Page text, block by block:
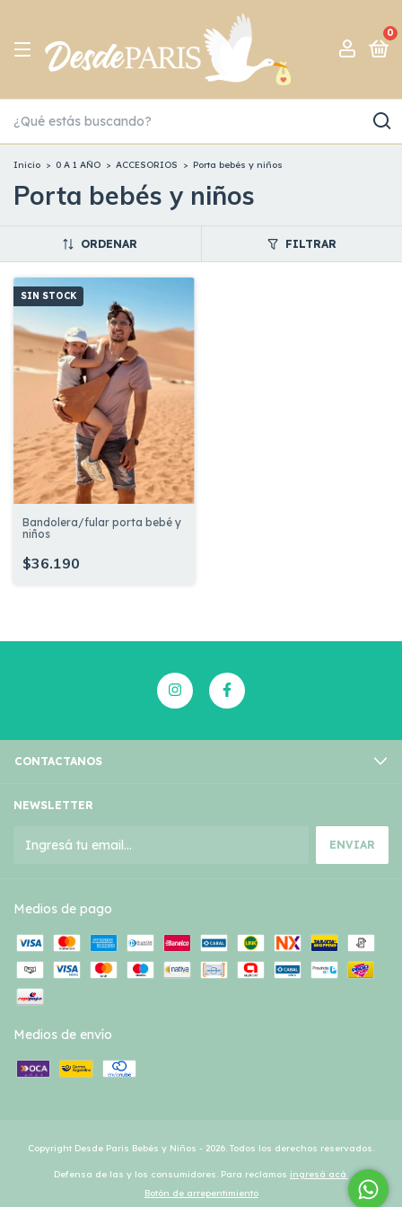
0
Inicio > 0 A 1 AÑO > ACCESORIOS > Porta bebés y niños
Porta bebés y niños
ORDENAR FILTRAR
SIN STOCK
Bandolera/fular porta bebé y
niños
$36.190
CONTACTANOS
NEWSLETTER
Medios de pago
Medios de envío
Copyright Desde Paris Bebés y Niños - 2026. Todos los derechos reservados.
Defensa de las y los consumidores. Para reclamos ingresá acá.
Botón de arrepentimiento